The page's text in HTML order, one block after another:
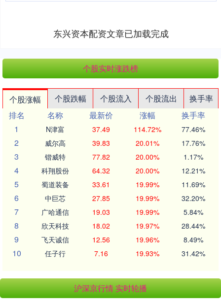
东兴资本配资文章已加载完成
个股实时涨跌榜
个股涨幅 个股跌幅 个股流入 个股流出
换手率
排名
名称 最新价 涨幅
换手率
1
N津富 37.49 114.72% 77.46%
2 威尔高 39.83 20.01% 17.76%
3 锴威特 77.82 20.00% 1.17%
4 科翔股份 64.32 20.00% 12.21%
5 蜀道装备 33.61 19.99% 11.69%
6 中巨芯 27.85 19.99% 32.20%
7 广哈通信 19.03 19.99% 5.84%
8 欣天科技 18.02 19.97% 28.44%
9 飞天诚信 12.56 19.96% 8.49%
10 任子行 7.16 19.93% 31.42%
沪深京行情 实时轮播